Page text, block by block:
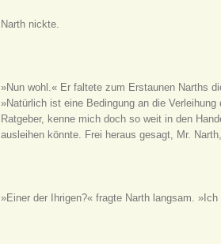
Narth nickte.
»Nun wohl.« Er faltete zum Erstaunen Narths
»Natürlich ist eine Bedingung an die
Ratgeber, kenne mich doch so weit in den
ausleihen könnte. Frei heraus gesagt, Mr.
»Einer der Ihrigen?« fragte Narth langsam.